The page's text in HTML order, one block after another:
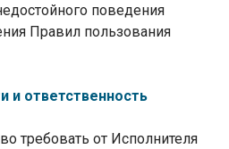
поведения
Правил пользования
и ответственность
требовать от Исполнителя